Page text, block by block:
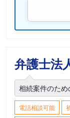
弁護士法
相続案件のた
電話相談可能